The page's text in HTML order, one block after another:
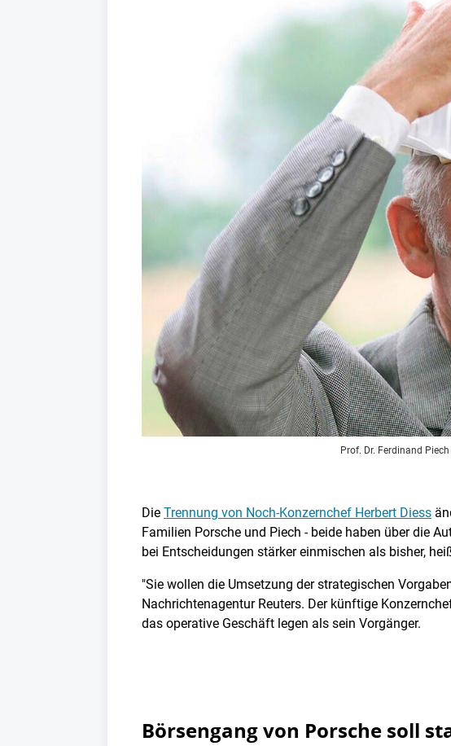
Prof. Dr. Ferdinand
Die Trennung von Noch-Konzernchef Herbert Diess
Familien Porsche und Piech - beide haben über die
bei Entscheidungen stärker einmischen als bisher,
"Sie wollen die Umsetzung der strategischen
Nachrichtenagentur Reuters. Der künftige
das operative Geschäft legen als sein Vorgänger.
Börsengang von Porsche soll